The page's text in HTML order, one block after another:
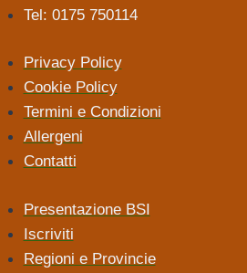
Tel: 0175 750114
Privacy Policy
Cookie Policy
Termini e Condizioni
Allergeni
Contatti
Presentazione BSI
Iscriviti
Regioni e Provincie